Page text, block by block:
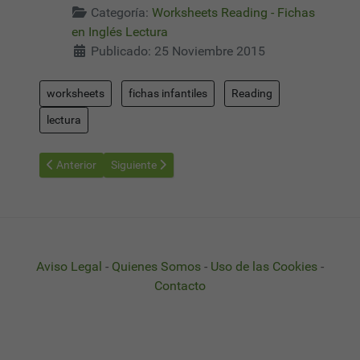
Categoría: Worksheets Reading - Fichas
en Inglés Lectura
Publicado: 25 Noviembre 2015
worksheets fichas infantiles Reading
lectura
Artículo anterior: Worksheets Reading 12 - Fichas Aprender a
Anterior Artículo siguiente: Worksheets Reading 14 -
Siguiente
Aviso Legal - Quienes Somos - Uso de las Cookies -
Contacto